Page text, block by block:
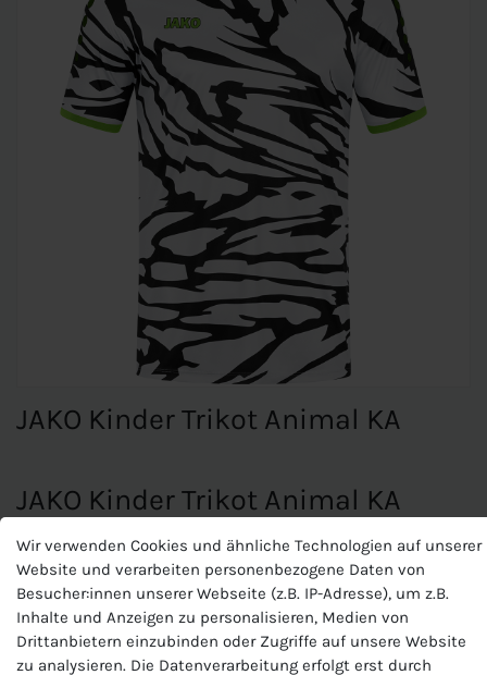
JAKO Kinder Trikot Animal KA
JAKO Kinder Trikot Animal KA
Materialart:Polyester-Interlock
Zusammensetzung: 100 % Polyester (recycelt)
Zur Veredelung bitte ausschließlich Sublimations-Stopp-
Folie verwenden
Wir verwenden Cookies und ähnliche Technologien auf unserer
Website und verarbeiten personenbezogene Daten von
Besucher:innen unserer Webseite (z.B. IP-Adresse), um z.B.
Inhalte und Anzeigen zu personalisieren, Medien von
Drittanbietern einzubinden oder Zugriffe auf unsere Website
zu analysieren. Die Datenverarbeitung erfolgt erst durch